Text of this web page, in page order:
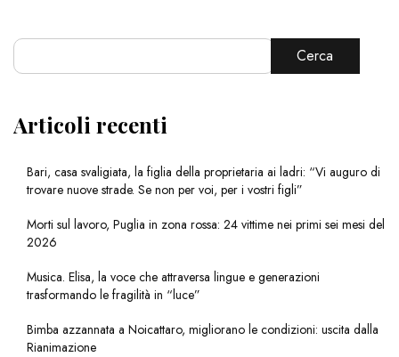
Cerca
Articoli recenti
Bari, casa svaligiata, la figlia della proprietaria ai ladri: “Vi auguro di
trovare nuove strade. Se non per voi, per i vostri figli”
Morti sul lavoro, Puglia in zona rossa: 24 vittime nei primi sei mesi del
2026
Musica. Elisa, la voce che attraversa lingue e generazioni
trasformando le fragilità in “luce”
Bimba azzannata a Noicattaro, migliorano le condizioni: uscita dalla
Rianimazione